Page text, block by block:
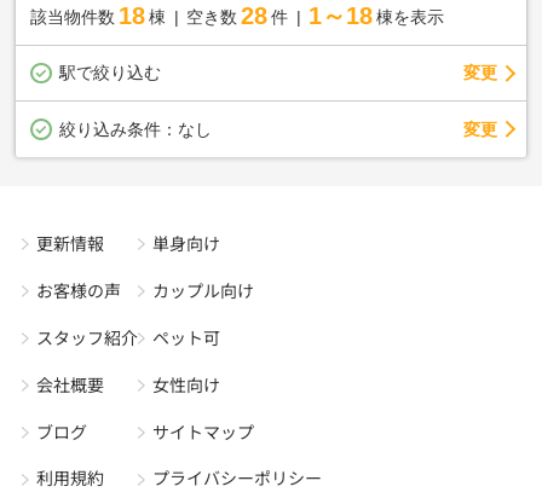
該当物件数 18棟 空き数 28 件 1～18 棟を表示
駅で絞り込む 変更
絞り込み条件： なし 変更
更新情報
お客様の声
スタッフ紹介
会社概要
ブログ
利用規約
単身向け
カップル向け
ペット可
女性向け
サイトマップ
プライバシーポリシー